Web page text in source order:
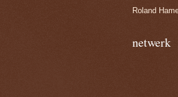
Roland
netwerk